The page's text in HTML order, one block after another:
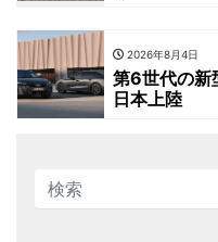
2026年8月4日
第6世代の新
日本上陸